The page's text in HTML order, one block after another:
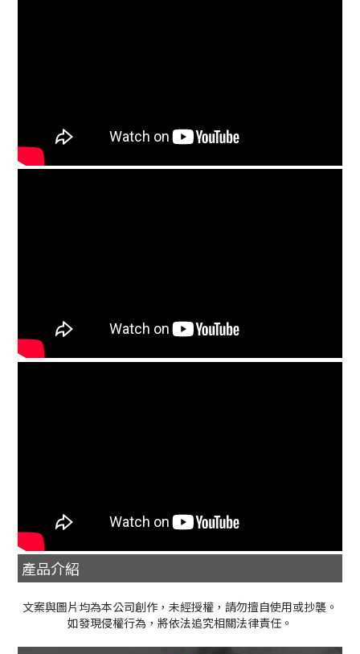
產品介紹
文案與圖片均為本公司創作，未經授權，請勿擅自使用或抄襲。
如發現侵權行為，將依法追究相關法律責任。